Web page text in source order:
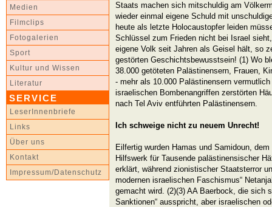
Medien
Filmclips
Fotogalerien
Sport
Kultur und Wissen
Literatur
SERVICE
LeserInnenbriefe
Links
Über uns
Kontakt
Impressum/Datenschutz
Staats machen sich mitschuldig am
wieder einmal eigene Schuld mit
heute als letzte Holocaustopfer leiden
Schlüssel zum Frieden nicht bei Israel
eigene Volk seit Jahren als Geisel hält, so
gestörten Geschichtsbewusstsein! (1) Wo
38.000 getöteten Palästinensern, Frauen,
- mehr als 10.000 Palästinensern
israelischen Bombenangriffen zerstörten
nach Tel Aviv entführten Palästinensern.
Ich schweige nicht zu neuem Unrecht!
Eilfertig wurden Hamas und Samidoun,
Hilfswerk für Tausende palästinensischer
erklärt, während zionistischer Staatsterror
modernen israelischen Faschismus“
gemacht wird. (2)(3) AA Baerbock, die sich
Sanktionen“ ausspricht, aber israelischen